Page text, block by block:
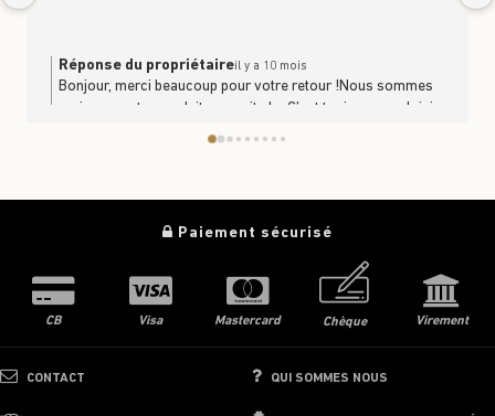
Réponse du propriétaireil y a 10 mois
Bonjour, merci beaucoup pour votre retour !Nous sommes
ravis que notre produit vous ait plu. C’est toujours un plaisir
de savoir que nos produits se partagent et se dégustent en
Paiement sécurisé
CB Visa Mastercard Chèque Virement
CONTACT QUI SOMMES NOUS